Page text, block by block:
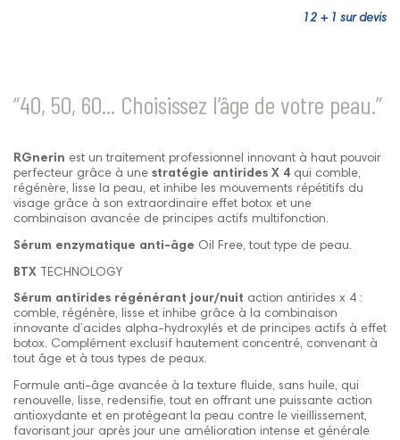
12 + 1 sur devis
“40, 50, 60... Choisissez l’âge de votre peau.”
RGnerin est un traitement professionnel innovant à haut pouvoir
perfecteur grâce à une stratégie antirides X 4 qui comble,
régénère, lisse la peau, et inhibe les mouvements répétitifs du
visage grâce à son extraordinaire effet botox et une
combinaison avancée de principes actifs multifonction.
Sérum enzymatique anti-âge Oil Free, tout type de peau.
BTX TECHNOLOGY
Sérum antirides régénérant jour/nuit action antirides x 4 :
comble, régénère, lisse et inhibe grâce à la combinaison
innovante d’acides alpha-hydroxylés et de principes actifs à effet
botox. Complément exclusif hautement concentré, convenant à
tout âge et à tous types de peaux.
Formule anti-âge avancée à la texture fluide, sans huile, qui
renouvelle, lisse, redensifie, tout en offrant une puissante action
antioxydante et en protégeant la peau contre le vieillissement,
favorisant jour après jour une amélioration intense et générale